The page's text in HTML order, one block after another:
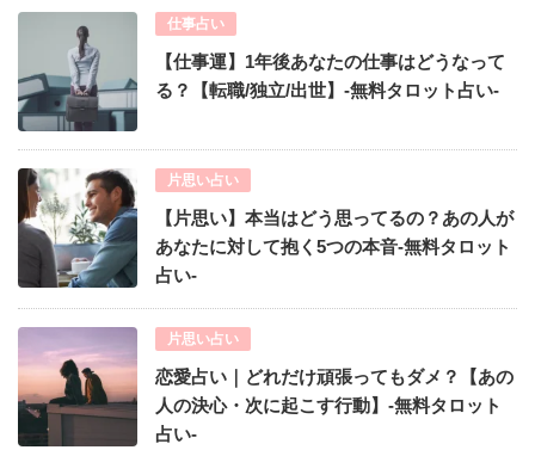
仕事占い
【仕事運】1年後あなたの仕事はどうなって
る？【転職/独立/出世】-無料タロット占い-
片思い占い
【片思い】本当はどう思ってるの？あの人が
あなたに対して抱く5つの本音-無料タロット
占い-
片思い占い
恋愛占い｜どれだけ頑張ってもダメ？【あの
人の決心・次に起こす行動】-無料タロット
占い-